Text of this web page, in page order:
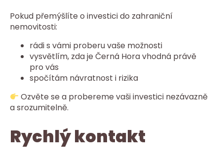
Pokud přemýšlíte o investici do zahraniční
nemovitosti:
rádi s vámi proberu vaše možnosti
vysvětlím, zda je Černá Hora vhodná právě
pro vás
spočítám návratnost i rizika
Ozvěte se a probereme vaši investici nezávazně
a srozumitelně.
Rychlý kontakt